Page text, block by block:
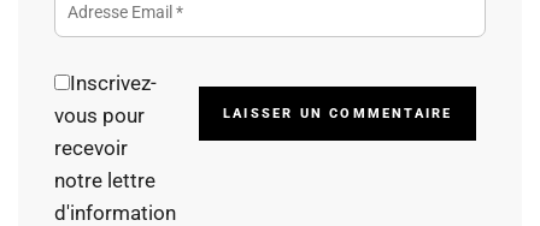
Inscrivez-
vous pour
recevoir
notre lettre
d'information